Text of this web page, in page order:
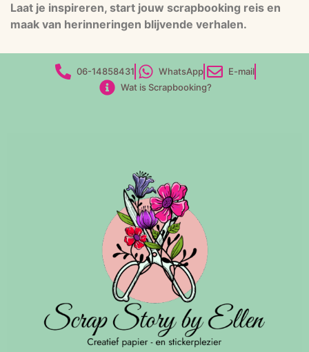
Laat je inspireren, start jouw scrapbooking reis en
maak van herinneringen blijvende verhalen.
06-14858431 WhatsApp
E-mail
Wat is Scrapbooking?